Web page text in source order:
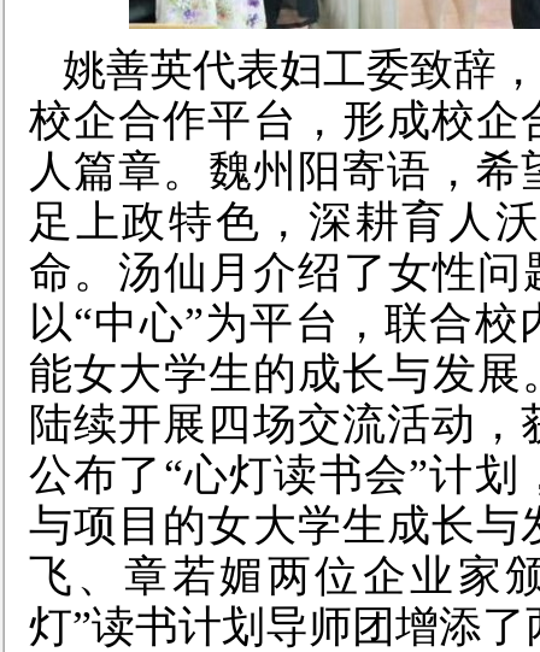
姚善英代表妇工委致辞
校企合作平台 ， 形成校企
人篇章。 魏州阳寄语 ，希
足上政特色，深耕育人
命。汤仙月介绍了女性问
以“中心”为平台，联合校
能女大学生的成长与发展
陆续开展四场交流活动
公布了 “心灯读书会”计划
与项目的女大学生成长与
飞、章若媚两位企业家
灯”读书计划导师团增添了